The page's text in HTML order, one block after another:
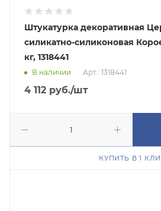
Штукатурка декоративная
силикатно-силиконовая
кг, 1318441
В наличии Арт.: 1318441
4 112 руб./шт
КУПИТЬ В 1